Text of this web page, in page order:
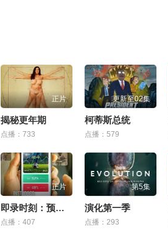
正片
揭秘更年期
点播：733
更新至02集
柯蒂斯总统
点播：579
正片
即录时刻：预录游戏
点播：407
第5集
演化第一季
点播：293